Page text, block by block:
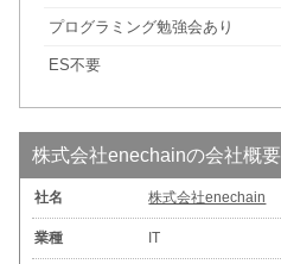
プログラミング勉強会あり
ES不要
株式会社enechainの会社概要
社名 株式会社enechain
業種 IT